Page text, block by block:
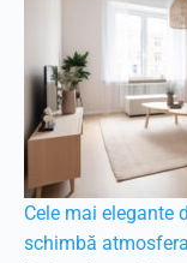
Cele mai elegante
schimbă atmosfera